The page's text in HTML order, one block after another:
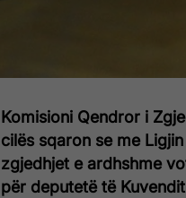
Komisioni Qendror i
cilës sqaron se me
zgjedhjet e ardhshme
për deputetë të